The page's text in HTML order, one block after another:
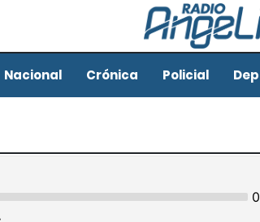
Nacional Crónica Policial